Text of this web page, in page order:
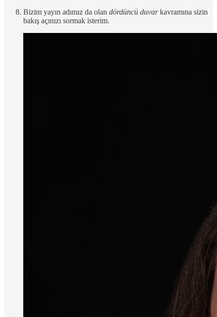
Bizim yayın adımız da olan dördüncü duvarkavramına sizin
bakış açınızı sormak isterim.